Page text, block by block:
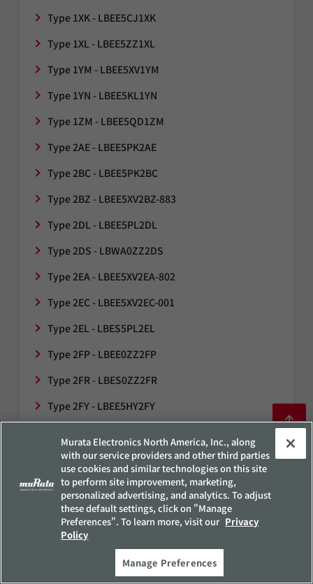
Type 1XK - LBEE5CJ1XK
Type 1XL - LBEE5ZZ1XL
Type 1YM - LBEE5XV1YM
Type 1YN - LBEE5KL1YN
Type 1ZM - LBEE5QD1ZM
Type 2AE - LBEE5PK2AE
Type 2BC - LBEE5PK2BC
Type 2BZ - LBEE5XV2BZ-883
Type 2DL - LBEE5PL2DL
Type 2DS - LBWA0ZZ2DS
Type 2EA - LBEE5XV2EA-802
Type 2EC - LBEE5XV2EC-001
Type 2EL - LBES5PL2EL
Type 2FP - LBEE0ZZ2FP
Type 2FR - ​LBES0ZZ2FR
Type 2FY - LBEE5HY2FY
Type 2GF - LBEE5WV2GF
Type 2HK - LBWA0ZZ2HK
Type 2HL - LBWA0ZZ2HL
Type 2JM - LBWA0ZZ2JM
Type 2KL - LBEE0ZZ2KL
Murata Electronics North America, Inc., along
with our service providers and other third parties
use cookies and similar technologies on this site
to perform site improvement, marketing,
personalized advertising, and analytics. To adjust
these default settings, click on "Manage
Preferences". To learn more, visit our Privacy
Policy
Manage Preferences